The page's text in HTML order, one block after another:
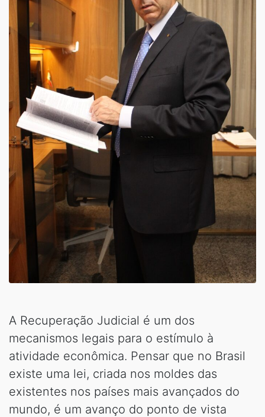
A Recuperação Judicial é um dos
mecanismos legais para o estímulo à
atividade econômica. Pensar que no Brasil
existe uma lei, criada nos moldes das
existentes nos países mais avançados do
mundo, é um avanço do ponto de vista